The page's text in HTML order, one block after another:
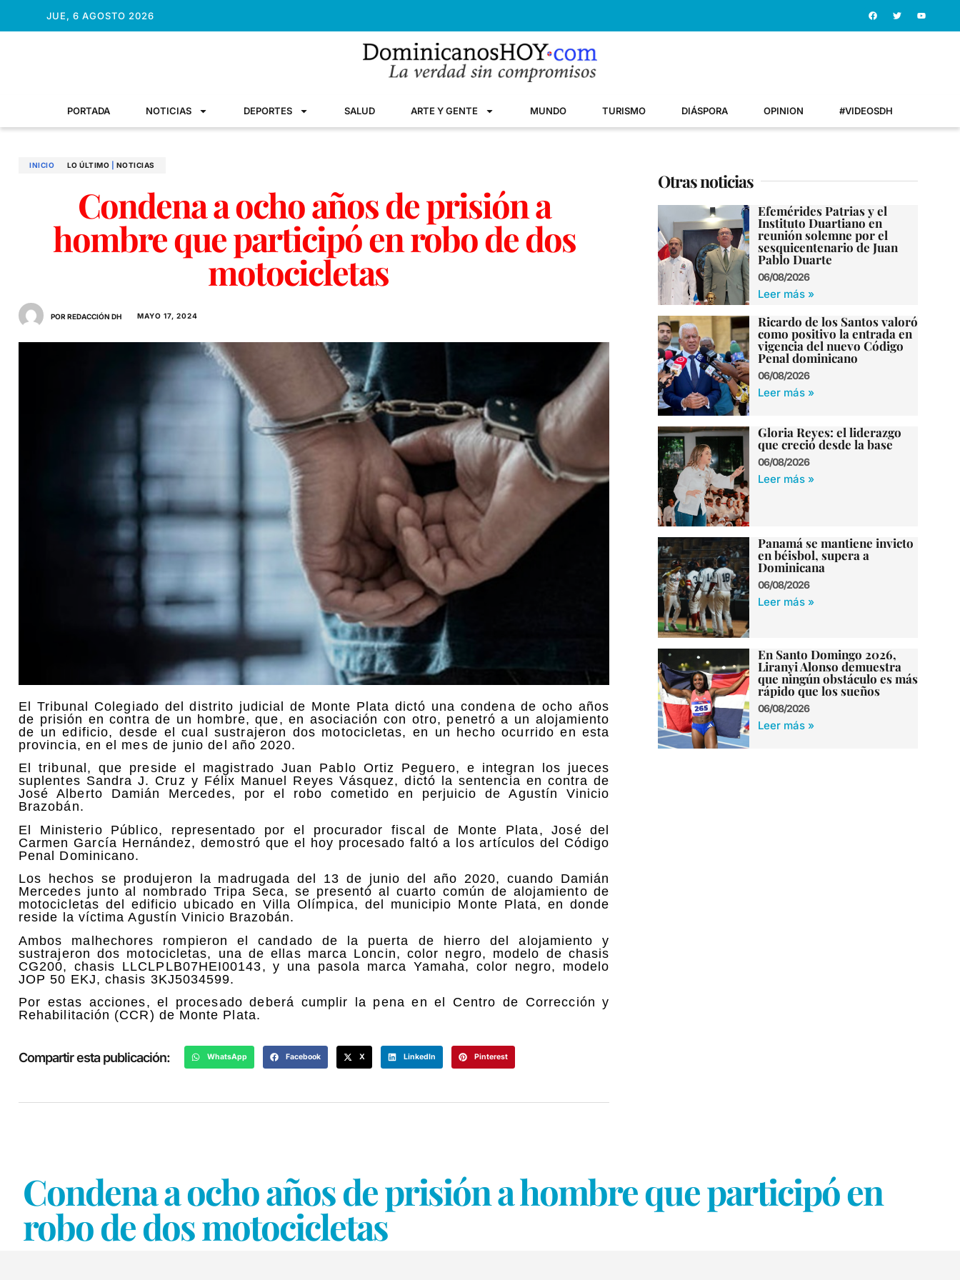
JUE, 6 AGOSTO 2026
PORTADA NOTICIAS DEPORTES SALUD ARTE Y GENTE MUNDO TURISMO DIÁSPORA OPINION #VIDEOSDH
INICIO LO ÚLTIMO NOTICIAS
Condena a ocho años de prisión a
hombre que participó en robo de dos
motocicletas
POR REDACCIÓN DH MAYO 17, 2024
El Tribunal Colegiado del distrito judicial de Monte Plata dictó una condena de ocho años
de prisión en contra de un hombre, que, en asociación con otro, penetró a un alojamiento
de un edificio, desde el cual sustrajeron dos motocicletas, en un hecho ocurrido en esta
provincia, en el mes de junio del año 2020.
El tribunal, que preside el magistrado Juan Pablo Ortiz Peguero, e integran los jueces
suplentes Sandra J. Cruz y Félix Manuel Reyes Vásquez, dictó la sentencia en contra de
José Alberto Damián Mercedes, por el robo cometido en perjuicio de Agustín Vinicio
Brazobán.
El Ministerio Público, representado por el procurador fiscal de Monte Plata, José del
Carmen García Hernández, demostró que el hoy procesado faltó a los artículos del Código
Penal Dominicano.
Los hechos se produjeron la madrugada del 13 de junio del año 2020, cuando Damián
Mercedes junto al nombrado Tripa Seca, se presentó al cuarto común de alojamiento de
motocicletas del edificio ubicado en Villa Olímpica, del municipio Monte Plata, en donde
reside la víctima Agustín Vinicio Brazobán.
Ambos malhechores rompieron el candado de la puerta de hierro del alojamiento y
sustrajeron dos motocicletas, una de ellas marca Loncin, color negro, modelo de chasis
CG200, chasis LLCLPLB07HEI00143, y una pasola marca Yamaha, color negro, modelo
JOP 50 EKJ, chasis 3KJ5034599.
Por estas acciones, el procesado deberá cumplir la pena en el Centro de Corrección y
Rehabilitación (CCR) de Monte Plata.
Compartir esta publicación: WhatsApp Facebook X LinkedIn Pinterest
Otras noticias
Efemérides Patrias y el
Instituto Duartiano en
reunión solemne por el
sesquicentenario de Juan
Pablo Duarte
06/08/2026
Leer más »
Ricardo de los Santos valoró
como positivo la entrada en
vigencia del nuevo Código
Penal dominicano
06/08/2026
Leer más »
Gloria Reyes: el liderazgo
que creció desde la base
06/08/2026
Leer más »
Panamá se mantiene invicto
en béisbol, supera a
Dominicana
06/08/2026
Leer más »
En Santo Domingo 2026,
Liranyi Alonso demuestra
que ningún obstáculo es más
rápido que los sueños
06/08/2026
Leer más »
Condena a ocho años de prisión a hombre que participó en
robo de dos motocicletas